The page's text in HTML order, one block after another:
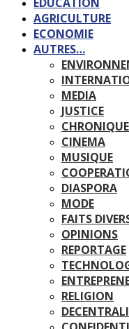
AGRICULTURE
ECONOMIE
AUTRES…
MEDIA
JUSTICE
CHRONIQUE
CINEMA
MUSIQUE
DIASPORA
MODE
FAITS
OPINIONS
REPORTAGE
RELIGION